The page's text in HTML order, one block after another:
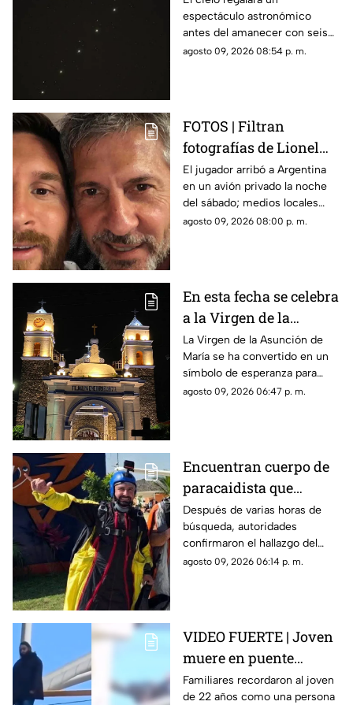
observar el fenómeno
desde Morelos
espectáculo astronómico
antes del amanecer con seis
planetas visibles desde
agosto 09, 2026 08:54 p. m.
FOTOS | Filtran
fotografías de Lionel
Messi y su familia en el
funeral de su papá
El jugador arribó a Argentina
en un avión privado la noche
del sábado; medios locales
captaron su llegada.
agosto 09, 2026 08:00 p. m.
En esta fecha se celebra
a la Virgen de la
Asunción de María en
Morelos
La Virgen de la Asunción de
María se ha convertido en un
símbolo de esperanza para
miles de creyentes.
agosto 09, 2026 06:47 p. m.
Encuentran cuerpo de
paracaidista que
desapareció durante
actividad en Puente de
Ixtla
Después de varias horas de
búsqueda, autoridades
confirmaron el hallazgo del
deportista en la zona sur de
agosto 09, 2026 06:14 p. m.
VIDEO FUERTE | Joven
muere en puente
vehicular; pidió a su
mamá que cuidara de
Familiares recordaron al joven
de 22 años como una persona